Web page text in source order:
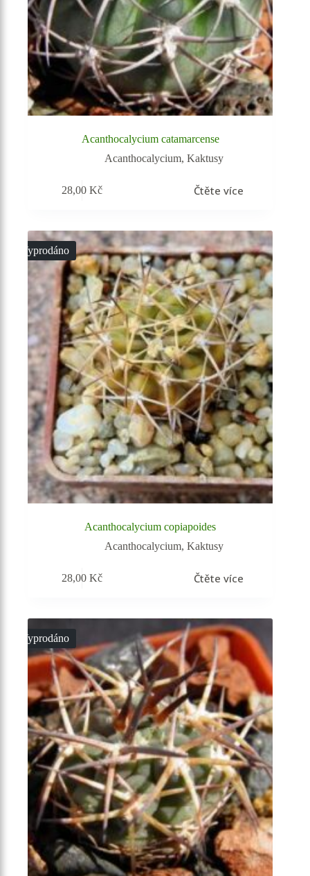
Acanthocalycium catamarcense
Acanthocalycium,Kaktusy
28,00Kč Čtěte více
Vyprodáno
Acanthocalycium copiapoides
Acanthocalycium,Kaktusy
28,00Kč Čtěte více
Vyprodáno